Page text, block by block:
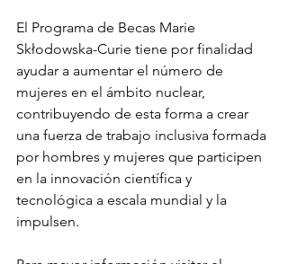
El Programa de Becas Marie
Skłodowska-Curie tiene por finalidad
ayudar a aumentar el número de
mujeres en el ámbito nuclear,
contribuyendo de esta forma a crear
una fuerza de trabajo inclusiva formada
por hombres y mujeres que participen
en la innovación científica y
tecnológica a escala mundial y la
impulsen.